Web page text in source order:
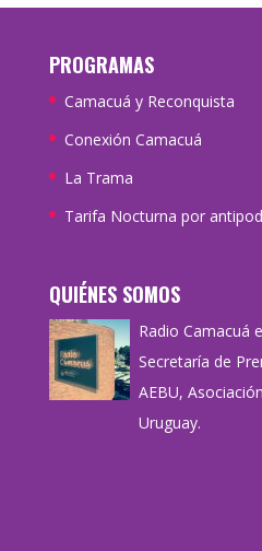
PROGRAMAS
Camacuá y Reconquista
Conexión Camacuá
La Trama
Tarifa Nocturna por
QUIÉNES SOMOS
Radio Camacuá
Secretaría de
AEBU,
Uruguay.